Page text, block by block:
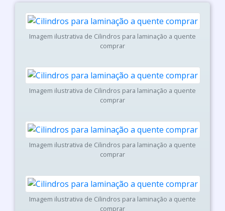
Imagem ilustrativa de Cilindros para laminação a quente
comprar
Imagem ilustrativa de Cilindros para laminação a quente
comprar
Imagem ilustrativa de Cilindros para laminação a quente
comprar
Imagem ilustrativa de Cilindros para laminação a quente
comprar